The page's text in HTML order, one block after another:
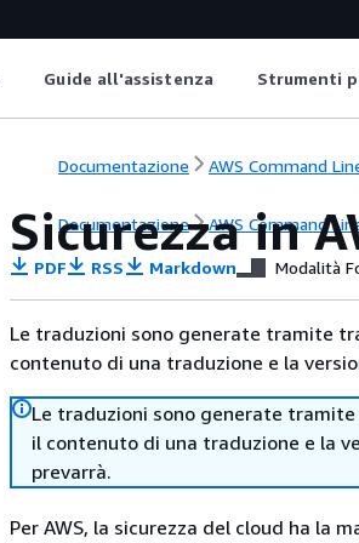
Guide all'assistenza Strumenti
Documentazione AWS Command
Documentazione AWS Command
Sicurezza in
PDF RSS Markdown Modalità
Le traduzioni sono generate tramite
contenuto di una traduzione e la
Le traduzioni sono generate
il contenuto di una traduzione e la
prevarrà.
Per AWS, la sicurezza del cloud ha la